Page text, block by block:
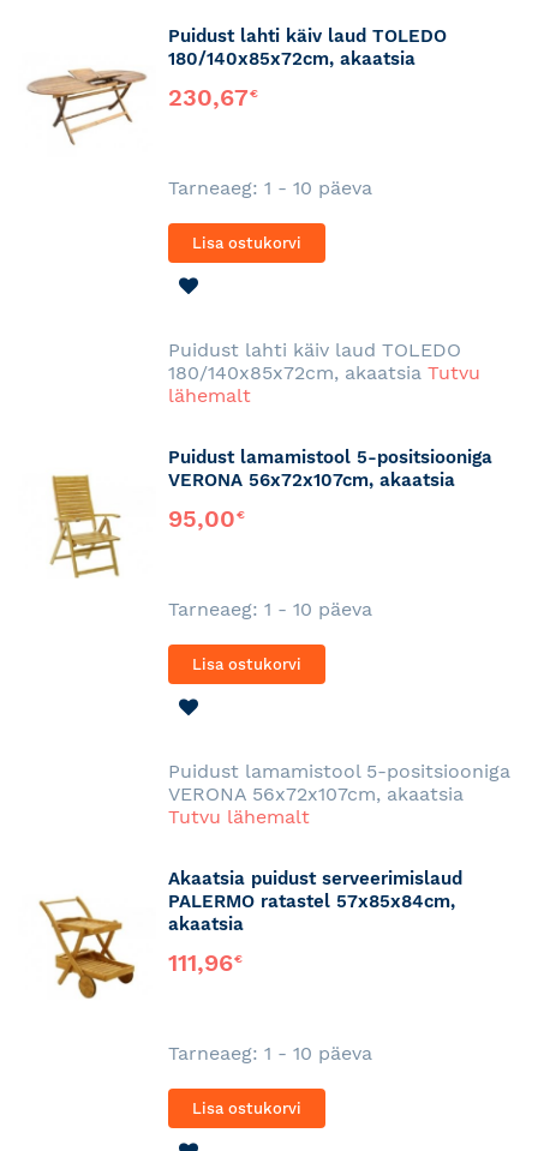
Puidust lahti käiv laud TOLEDO
180/140x85x72cm, akaatsia
230,67€
Tarneaeg: 1 - 10 päeva
Lisa ostukorvi
Puidust lahti käiv laud TOLEDO
180/140x85x72cm, akaatsia Tutvu
lähemalt
Puidust lamamistool 5-positsiooniga
VERONA 56x72x107cm, akaatsia
95,00€
Tarneaeg: 1 - 10 päeva
Lisa ostukorvi
Puidust lamamistool 5-positsiooniga
VERONA 56x72x107cm, akaatsia
Tutvu lähemalt
Akaatsia puidust serveerimislaud
PALERMO ratastel 57x85x84cm,
akaatsia
111,96€
Tarneaeg: 1 - 10 päeva
Lisa ostukorvi